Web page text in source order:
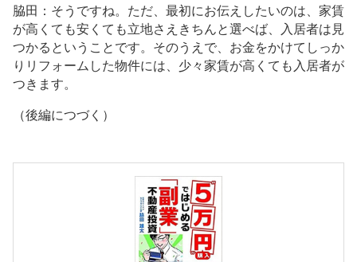
脇田：そうですね。ただ、最初にお伝えしたいのは、家賃
が高くても安くても立地さえきちんと選べば、入居者は見
つかるということです。そのうえで、お金をかけてしっか
りリフォームした物件には、少々家賃が高くても入居者が
つきます。
（後編につづく）